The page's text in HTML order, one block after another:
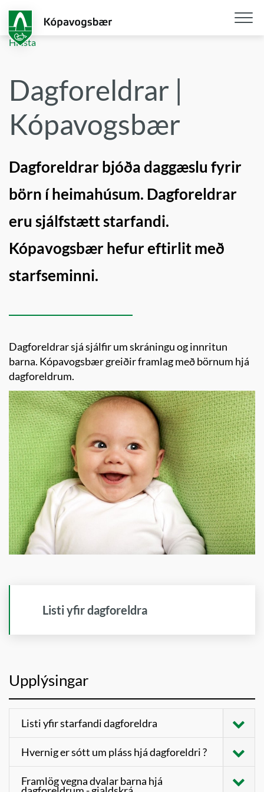
aðalefni
Hlusta
Dagforeldrar |
Kópavogsbær
Dagforeldrar bjóða daggæslu fyrir
börn í heimahúsum. Dagforeldrar
eru sjálfstætt starfandi.
Kópavogsbær hefur eftirlit með
starfseminni.
Dagforeldrar sjá sjálfir um skráningu og innritun
barna. Kópavogsbær greiðir framlag með börnum hjá
dagforeldrum.
Listi yfir dagforeldra
Upplýsingar
Listi yfir starfandi dagforeldra
Smelltu hér til að sjá lista yfir dagforeldra
Hvernig er sótt um pláss hjá dagforeldri ?
Dagforeldrar sjá um innritun og
Framlög vegna dvalar barna hjá
Opna